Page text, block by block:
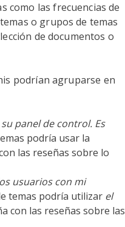
como las frecuencias de
o grupos de temas
de documentos o
podrían agruparse en
panel de control. Es
podría usar la
las reseñas sobre lo
usuarios con mi
temas podría utilizar el
con las reseñas sobre las